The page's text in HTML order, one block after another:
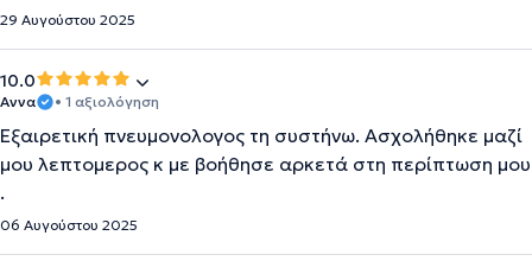
29 Αυγούστου 2025
10.0
Αννα • 1 αξιολόγηση
Εξαιρετική πνευμονολογος τη συστήνω. Ασχολήθηκε μαζί
μου λεπτομερος κ με βοήθησε αρκετά στη περίπτωση μου
.
06 Αυγούστου 2025